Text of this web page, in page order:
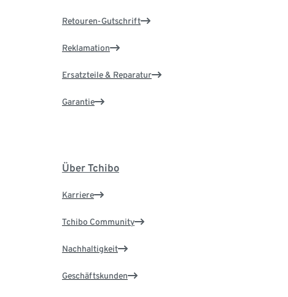
Retouren-Gutschrift
Reklamation
Ersatzteile & Reparatur
Garantie
Über Tchibo
Karriere
Tchibo Community
Nachhaltigkeit
Geschäftskunden